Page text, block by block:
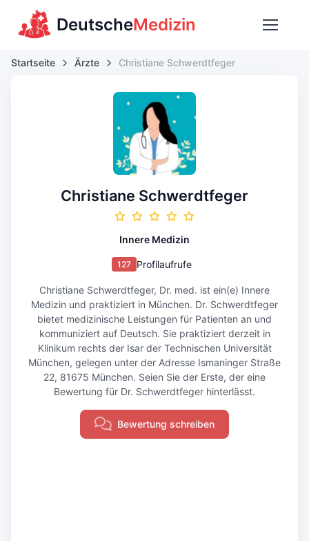
DeutscheMedizin
Startseite Ärzte Christiane Schwerdtfeger
Christiane Schwerdtfeger
Innere Medizin
127 Profilaufrufe
Christiane Schwerdtfeger, Dr. med. ist ein(e) Innere
Medizin und praktiziert in München. Dr. Schwerdtfeger
bietet medizinische Leistungen für Patienten an und
kommuniziert auf Deutsch. Sie praktiziert derzeit in
Klinikum rechts der Isar der Technischen Universität
München, gelegen unter der Adresse Ismaninger Straße
22, 81675 München. Seien Sie der Erste, der eine
Bewertung für Dr. Schwerdtfeger hinterlässt.
Bewertung schreiben